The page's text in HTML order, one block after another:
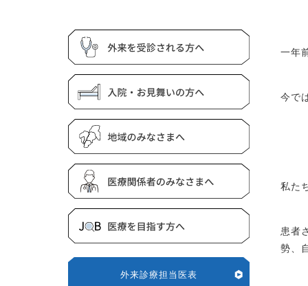
外来診療担当医表
一年
今で
私た
患者
勢、